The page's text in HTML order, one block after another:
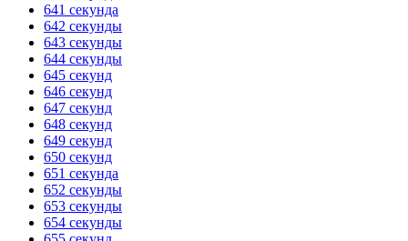
641 секунда
642 секунды
643 секунды
644 секунды
645 секунд
646 секунд
647 секунд
648 секунд
649 секунд
650 секунд
651 секунда
652 секунды
653 секунды
654 секунды